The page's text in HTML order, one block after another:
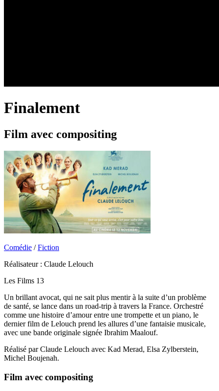
Finalement
Film avec compositing
Comédie /Fiction
Réalisateur : Claude Lelouch
Les Films 13
Un brillant avocat, qui ne sait plus mentir à la suite d’un problème
de santé, se lance dans un road-trip à travers la France. Orchestré
comme une histoire d’amour entre une trompette et un piano, le
dernier film de Lelouch prend les allures d’une fantaisie musicale,
avec une bande originale signée Ibrahim Maalouf.
Réalisé par Claude Lelouch avec Kad Merad, Elsa Zylberstein,
Michel Boujenah.
Film avec compositing